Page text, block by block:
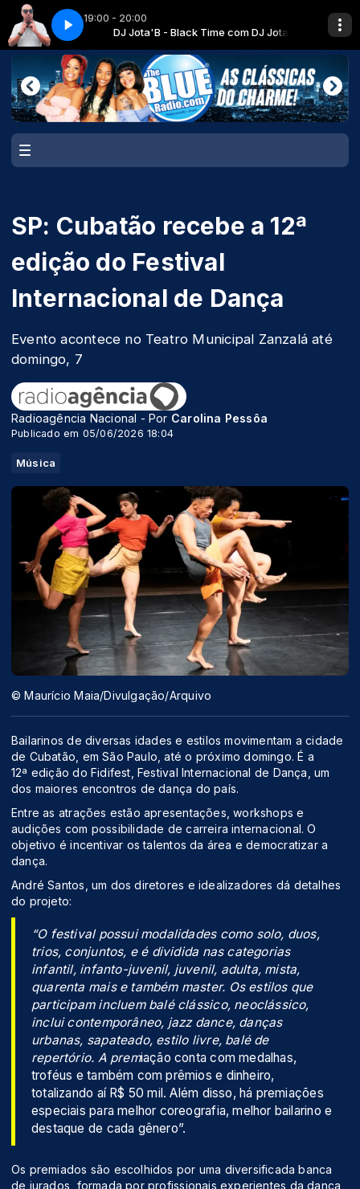
19:00 - 20:00
DJ Jota'B DJ Jota'B - Black Time com DJ Jota'B
BT02.....DJ Jota'B
DJ (CEO) Diretor Guto DJ - Charme Carioca com Guto DJ (CEO)
SP: Cubatão recebe a 12ª
edição do Festival
Internacional de Dança
Evento acontece no Teatro Municipal Zanzalá até
domingo, 7
Radioagência Nacional - Por Carolina Pessôa
Publicado em 05/06/2026 18:04
Música
© Maurício Maia/Divulgação/Arquivo
Bailarinos de diversas idades e estilos movimentam a cidade
de Cubatão, em São Paulo, até o próximo domingo. É a
12ª edição do Fidifest, Festival Internacional de Dança, um
dos maiores encontros de dança do país.
Entre as atrações estão apresentações, workshops e
audições com possibilidade de carreira internacional. O
objetivo é incentivar os talentos da área e democratizar a
dança.
André Santos, um dos diretores e idealizadores dá detalhes
do projeto:
“O festival possui modalidades como solo, duos,
trios, conjuntos, e é dividida nas categorias
infantil, infanto-juvenil, juvenil, adulta, mista,
quarenta mais e também master. Os estilos que
participam incluem balé clássico, neoclássico,
inclui contemporâneo, jazz dance, danças
urbanas, sapateado, estilo livre, balé de
repertório. A premiação conta com medalhas,
troféus e também com prêmios e dinheiro,
totalizando aí R$ 50 mil. Além disso, há premiações
especiais para melhor coreografia, melhor bailarino e
destaque de cada gênero”.
Os premiados são escolhidos por uma diversificada banca
de jurados, formada por profissionais experientes da dança,